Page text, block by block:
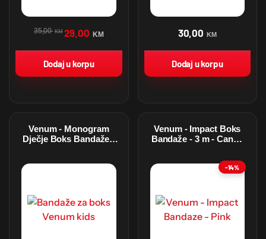
35,00 KM 29,00 KM
Dodaj u korpu
30,00 KM
Dodaj u korpu
Venum - Monogram
Dječje Boks Bandaže -
Venum - Impact Boks
Bandaže - 3 m - Candy
-14%